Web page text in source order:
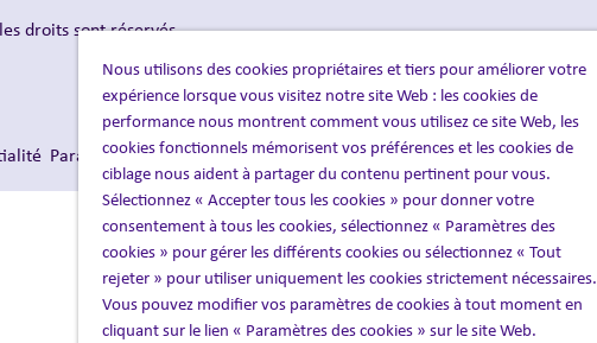
droits sont réservés.
Paramètres des cookies
Nous utilisons des cookies propriétaires et tiers pour améliorer votre
expérience lorsque vous visitez notre site Web : les cookies de
performance nous montrent comment vous utilisez ce site Web, les
cookies fonctionnels mémorisent vos préférences et les cookies de
ciblage nous aident à partager du contenu pertinent pour vous.
Sélectionnez « Accepter tous les cookies » pour donner votre
consentement à tous les cookies, sélectionnez « Paramètres des
cookies » pour gérer les différents cookies ou sélectionnez « Tout
rejeter » pour utiliser uniquement les cookies strictement nécessaires.
Vous pouvez modifier vos paramètres de cookies à tout moment en
cliquant sur le lien « Paramètres des cookies » sur le site Web.